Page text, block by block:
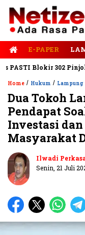
E-PAPER
Blokir 302 Pinjol
Home / Hukum / Lampung
Dua Tokoh
Pendapat
Investasi
Masyarakat
Ilwadi
Senin, 21 Juli